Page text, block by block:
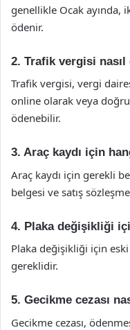
genellikle Ocak ayında,
ödenir.
2. Trafik vergisi
Trafik vergisi, vergi
online olarak veya
ödenebilir.
3. Araç kaydı için
Araç kaydı için gerekli
belgesi ve satış
4. Plaka değişikliği
Plaka değişikliği için
gereklidir.
5. Gecikme cezası
Gecikme cezası,